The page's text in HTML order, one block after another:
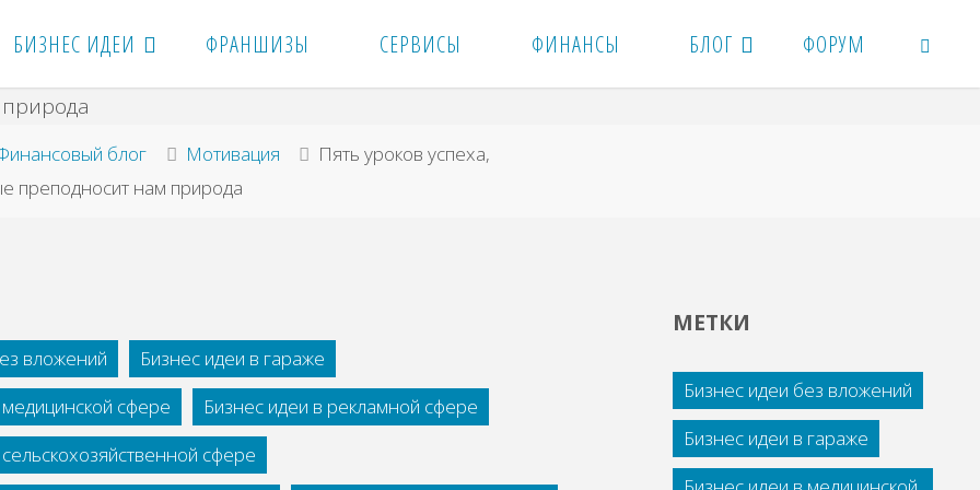
БИЗНЕС ИДЕИ ФРАНШИЗЫ СЕРВИСЫ ФИНАНСЫ БЛОГ ФОРУМ
блог Мотивация
Пять уроков успеха,
преподносит нам природа
вложений
Бизнес идеи в гараже
сфере
Бизнес идеи в рекламной сфере
сфере
МЕТКИ
Бизнес идеи без вложений
Бизнес идеи в гараже